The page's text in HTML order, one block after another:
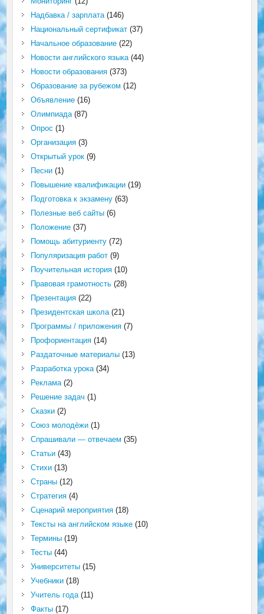
Надбавка / зарплата(146)
Национальный сертификат(37)
Начальное образование(22)
Новости английского языка(44)
Новости образования(373)
Образование за рубежом (12)
Объявление(16)
Олимпиада(87)
Опрос (1)
Организация(3)
Открытый урок(9)
Песни(1)
Повышение квалификации(19)
Подготовка к экзамену(63)
Полезные веб сайты(6)
Положение(37)
Помощь абитуриенту(72)
Популяризация работ(9)
Поучительная история(10)
Правовая грамотность(28)
Презентация(22)
Президентская школа(21)
Программы / приложения(7)
Профориентация(14)
Раздаточные материалы(13)
Разработка урока(34)
Реклама(2)
Решение задач (1)
Сказки(2)
Союз молодёжи(1)
Спрашивали — отвечаем (35)
Статьи(43)
Стихи(13)
Страны(12)
Стратегия(4)
Сценарий мероприятия(18)
Тексты на английском языке(10)
Термины(19)
Тесты(44)
Университеты(15)
Учебники(18)
Учитель года(11)
Факты(17)